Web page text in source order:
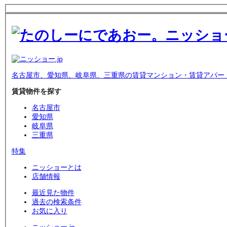
名古屋市、愛知県、岐阜県、三重県の賃貸マンション・賃貸アパー
賃貸物件を探す
名古屋市
愛知県
岐阜県
三重県
特集
ニッショーとは
店舗情報
最近見た物件
過去の検索条件
お気に入り